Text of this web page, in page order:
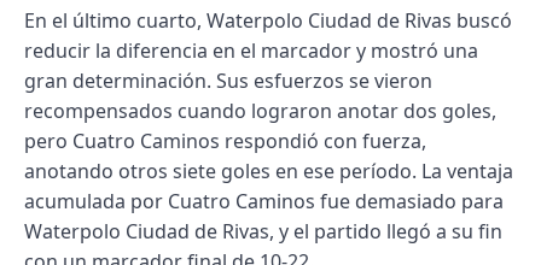
En el último cuarto, Waterpolo Ciudad de Rivas buscó
reducir la diferencia en el marcador y mostró una
gran determinación. Sus esfuerzos se vieron
recompensados cuando lograron anotar dos goles,
pero Cuatro Caminos respondió con fuerza,
anotando otros siete goles en ese período. La ventaja
acumulada por Cuatro Caminos fue demasiado para
Waterpolo Ciudad de Rivas, y el partido llegó a su fin